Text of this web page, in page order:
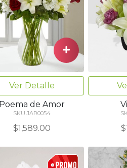
Ver Detalle
Poema de Amor
SKU JAR0054
$1,589.00